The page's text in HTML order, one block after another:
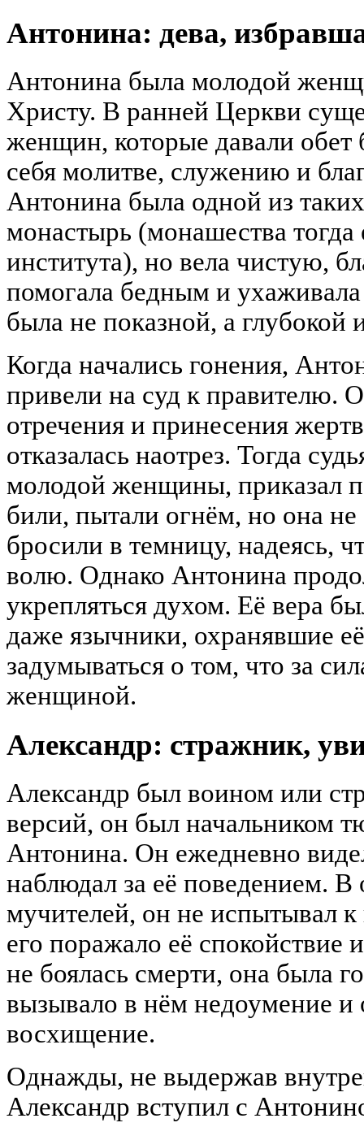
Антонина: дева,
Антонина была молодой
Христу. В ранней Церкви
женщин, которые давали обет
себя молитве, служению и
Антонина была одной из
монастырь (монашества
института), но вела чистую,
помогала бедным и
была не показной, а глубокой
Когда начались гонения,
привели на суд к правителю.
отречения и принесения
отказалась наотрез. Тогда
молодой женщины, приказал
били, пытали огнём, но она не
бросили в темницу, надеясь,
волю. Однако Антонина
укрепляться духом. Её вера
даже язычники, охранявшие
задумываться о том, что за
женщиной.
Александр: стражник,
Александр был воином или
версий, он был начальником
Антонина. Он ежедневно
наблюдал за её поведением. В
мучителей, он не испытывал
его поражало её спокойствие
не боялась смерти, она была
вызывало в нём недоумение
восхищение.
Однажды, не выдержав
Александр вступил с